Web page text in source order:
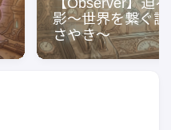
【Observer】迫
影〜世界を繋ぐ
さやき〜